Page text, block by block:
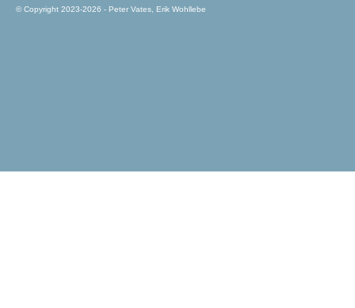
© Copyright 2023-2026 - Peter Vates, Erik Wohllebe